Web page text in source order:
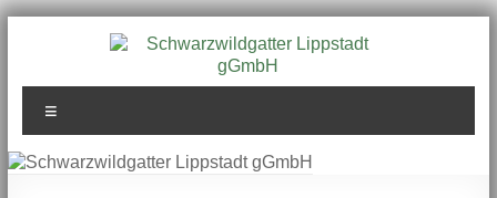
Schwarzwildgatter
Lippstadt gGmbH